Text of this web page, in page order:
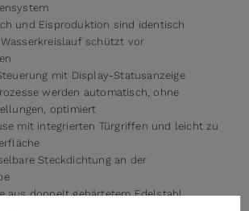
und Eisproduktion sind identisch
schützt vor
mit Display-Statusanzeige
werden automatisch, ohne
optimiert
mit integrierten Türgriffen und leicht zu
Steckdichtung an der
aus doppelt gehärtetem Edelstahl